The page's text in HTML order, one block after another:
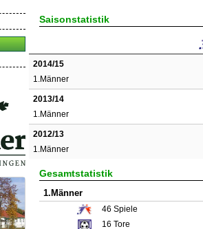
Saisonstatistik
2014/15
1.Männer
2013/14
1.Männer
2012/13
1.Männer
Gesamtstatistik
1.Männer
46 Spiele
16 Tore